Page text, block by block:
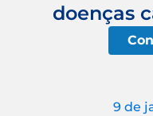
doenças
9 de